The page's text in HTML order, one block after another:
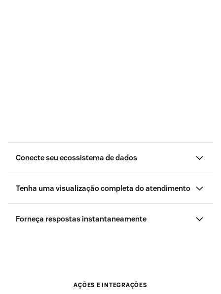
Conecte seu ecossistema de dados
Tenha uma visualização completa do atendimento
Forneça respostas instantaneamente
AÇÕES E INTEGRAÇÕES